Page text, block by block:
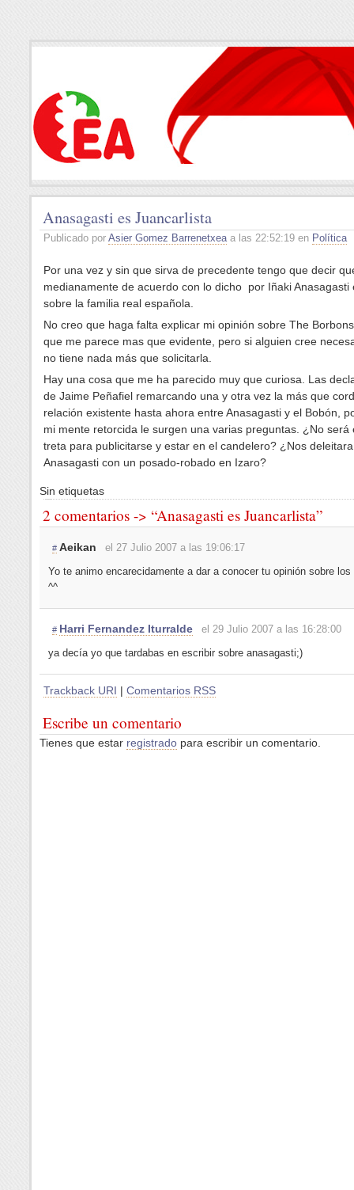
Anasagasti es Juancarlista
Publicado por Asier Gomez Barrenetxeaa las 22:52:19 en Política
Por una vez y sin que sirva de precedente tengo que decir
medianamente de acuerdo con lo dicho por Iñaki Anasagasti
sobre la familia real española.
No creo que haga falta explicar mi opinión sobre The
que me parece mas que evidente, pero si alguien cree
no tiene nada más que solicitarla.
Hay una cosa que me ha parecido muy que curiosa. Las
de Jaime Peñafiel remarcando una y otra vez la más que
relación existente hasta ahora entre Anasagasti y el Bobón,
mi mente retorcida le surgen una varias preguntas. ¿No será
treta para publicitarse y estar en el candelero? ¿Nos deleitara
Anasagasti con un posado-robado en Izaro?
Sin etiquetas
2 comentarios -> “Anasagasti es Juancarlista”
# Aeikan
el 27 Julio 2007 a las 19:06:17
Yo te animo encarecidamente a dar a conocer tu opinión sobre los
^^
# Harri Fernandez Iturralde
el 29 Julio 2007 a las 16:28:00
ya decía yo que tardabas en escribir sobre anasagasti;)
Trackback URI | Comentarios RSS
Escribe un comentario
Tienes que estar registrado para escribir un comentario.